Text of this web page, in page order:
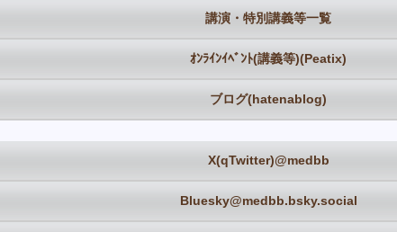
講演・特別講義等一覧
ｵﾝﾗｲﾝｲﾍﾞﾝﾄ(講義等)(Peatix)
ブログ(hatenablog)
X(qTwitter)@medbb
Bluesky@medbb.bsky.social